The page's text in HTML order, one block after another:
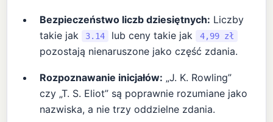
Bezpieczeństwo liczb dziesiętnych: Liczby
takie jak
3.14 lub ceny takie jak 4,99 zł
pozostają nienaruszone jako część zdania.
Rozpoznawanie inicjałów: „J. K. Rowling”
czy „T. S. Eliot” są poprawnie rozumiane jako
nazwiska, a nie trzy oddzielne zdania.